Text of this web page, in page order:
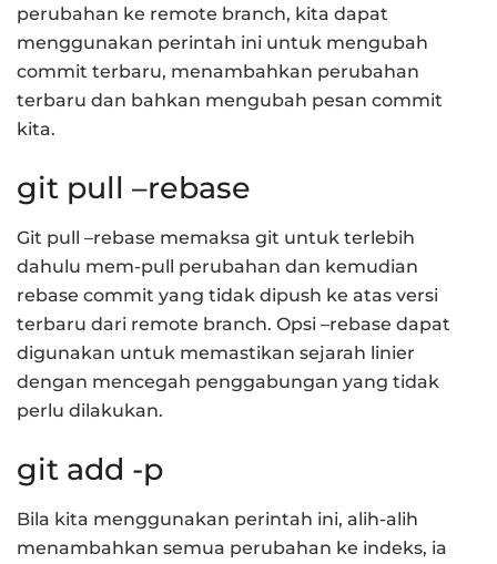
perubahan ke remote branch, kita dapat
menggunakan perintah ini untuk mengubah
commit terbaru, menambahkan perubahan
terbaru dan bahkan mengubah pesan commit
kita.
git pull –rebase
Git pull –rebase memaksa git untuk terlebih
dahulu mem-pull perubahan dan kemudian
rebase commit yang tidak dipush ke atas versi
terbaru dari remote branch. Opsi –rebase dapat
digunakan untuk memastikan sejarah linier
dengan mencegah penggabungan yang tidak
perlu dilakukan.
git add -p
Bila kita menggunakan perintah ini, alih-alih
menambahkan semua perubahan ke indeks, ia